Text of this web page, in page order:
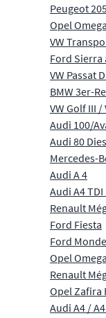
Peugeot
Opel Omega
VW
Ford Sierra
VW Passat
BMW 3er-
VW Golf III /
Audi 100/
Audi 80
Mercedes-
Audi A 4
Audi A4
Renault
Ford Fiesta
Ford
Opel
Renault
Opel Zafira
Audi A4 /